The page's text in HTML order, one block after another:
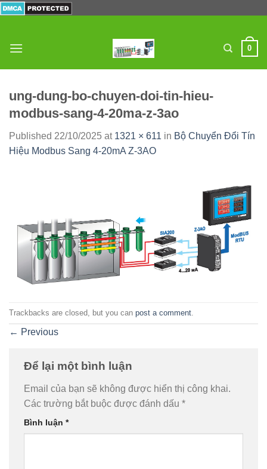
0
ung-dung-bo-chuyen-doi-tin-hieu-
modbus-sang-4-20ma-z-3ao
Published 22/10/2025 at 1321 × 611 in Bộ Chuyển Đổi Tín
Hiệu Modbus Sang 4-20mA Z-3AO
Trackbacks are closed, but you can post a comment
← Previous
Để lại một bình luận
Email của bạn sẽ không được hiển thị công khai.
Các trường bắt buộc được đánh dấu *
Bình luận *